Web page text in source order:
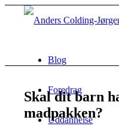
Blog
Foredrag
Uddannelse
Skal dit barn
madpakken?